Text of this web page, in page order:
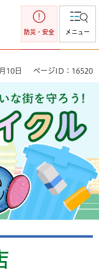
防災・安全 メニュー
10日 ページID：16520
し、きれいな街を